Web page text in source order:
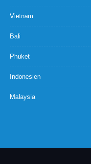
Vietnam
Bali
Phuket
Indonesien
Malaysia